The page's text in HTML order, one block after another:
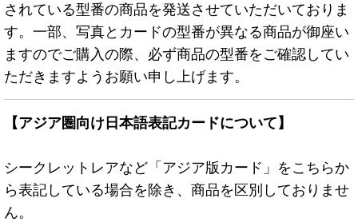
されている型番の商品を発送させていただいておりま
す。一部、写真とカードの型番が異なる商品が御座い
ますのでご購入の際、必ず商品の型番をご確認してい
ただきますようお願い申し上げます。
【アジア圏向け日本語表記カードについて】
シークレットレアなど「アジア版カード」をこちらか
ら表記している場合を除き、商品を区別しておりませ
ん。